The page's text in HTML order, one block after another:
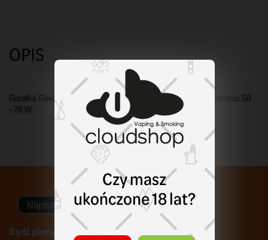
OPIS
Grzałka Geekvape Mesh Z1, oporność 0,4 Ohm, obsługiwana moc 50
- 70 W.
Napisz swoją opinię
Bądź pierwszym który napisze recenzję !
Czy masz
ukończone 18 lat?